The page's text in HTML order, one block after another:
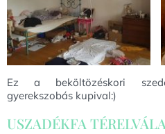
Ez a beköltözéskori
gyerekszobás kupival:)
USZADÉKFA